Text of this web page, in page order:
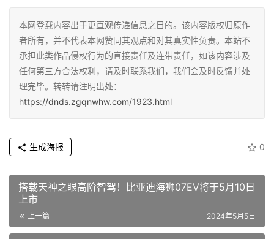
本网登载内容出于更直观传递信息之目的。该内容版权归原作
者所有，并不代表本网赞同其观点和对其真实性负责。本站不
承担此类作品侵权行为的直接责任及连带责任，如该内容涉及
任何第三方合法权利，请及时联系我们，我们会及时反馈并处
理完毕。转转请注明出处：
https://dnds.zgqnwhw.com/1923.html
0
生成海报
搭载天神之眼高阶智驾！比亚迪海狮07EV将于5月10日
上市
上一篇 2024年5月5日